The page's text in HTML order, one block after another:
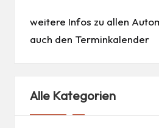
weitere Infos zu allen
auch den Terminkalender
Alle Kategorien